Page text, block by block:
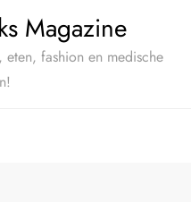
Magazine
fashion en medische